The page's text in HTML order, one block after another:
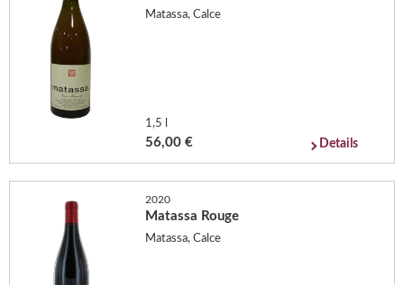
Matassa, Calce
1,5 l
56,00 € Details
2020
Matassa Rouge
Matassa, Calce